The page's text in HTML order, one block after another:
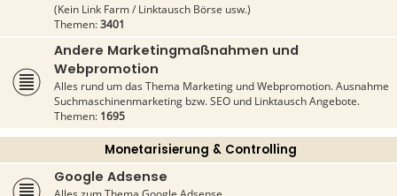
(Kein Link Farm / Linktausch Börse usw.)
Themen:3401
Andere Marketingmaßnahmen und
Webpromotion
Alles rund um das Thema Marketing und Webpromotion. Ausnahme
Suchmaschinenmarketing bzw. SEO und Linktausch Angebote.
Themen: 1695
Monetarisierung & Controlling
Google Adsense